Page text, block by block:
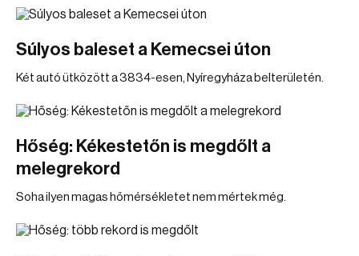
Súlyos baleset a Kemecsei úton
Két autó ütközött a 3834-esen, Nyíregyháza belterületén.
Hőség: Kékestetőn is megdőlt a
melegrekord
Soha ilyen magas hőmérsékletet nem mértek még.